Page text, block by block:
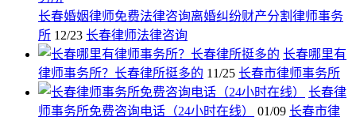
长春婚姻律师免费法律咨询离婚纠纷财产分割律师事务
所 12/23 长春律师法律咨询
长春哪里有
律师事务所？长春律所挺多的 11/25 长春市律师事务所
长春律
师事务所免费咨询电话（24小时在线）
01/09 长春市律